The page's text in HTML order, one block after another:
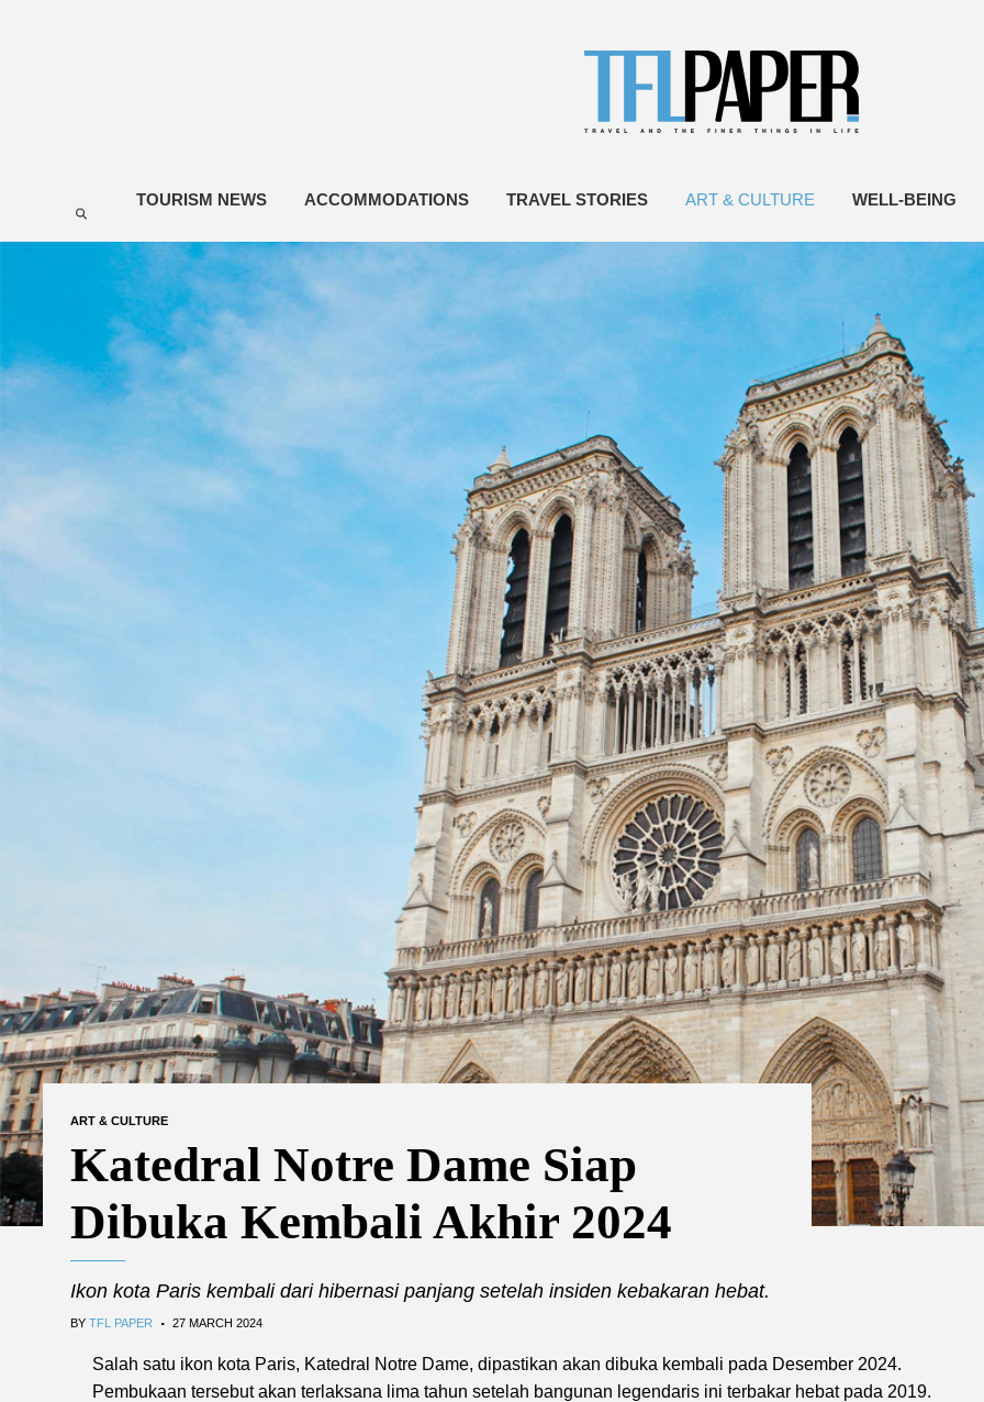
TOURISM NEWS ACCOMMODATIONS TRAVEL STORIES ART & CULTURE WELL-BEING
ART & CULTURE
Katedral Notre Dame Siap
Dibuka Kembali Akhir 2024
Ikon kota Paris kembali dari hibernasi panjang setelah insiden kebakaran hebat.
BY TFL PAPER . 27 MARCH 2024
Salah satu ikon kota Paris, Katedral Notre Dame, dipastikan akan dibuka kembali pada Desember 2024.
Pembukaan tersebut akan terlaksana lima tahun setelah bangunan legendaris ini terbakar hebat pada 2019.